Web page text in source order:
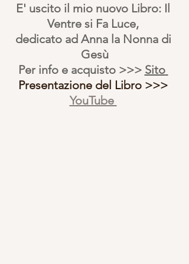
E' uscito il mio nuovo Libro: Il
Ventre si Fa Luce,
dedicato ad Anna la Nonna di
Gesù
Per info e acquisto >>> Sito
Presentazione del Libro >>>
YouTube